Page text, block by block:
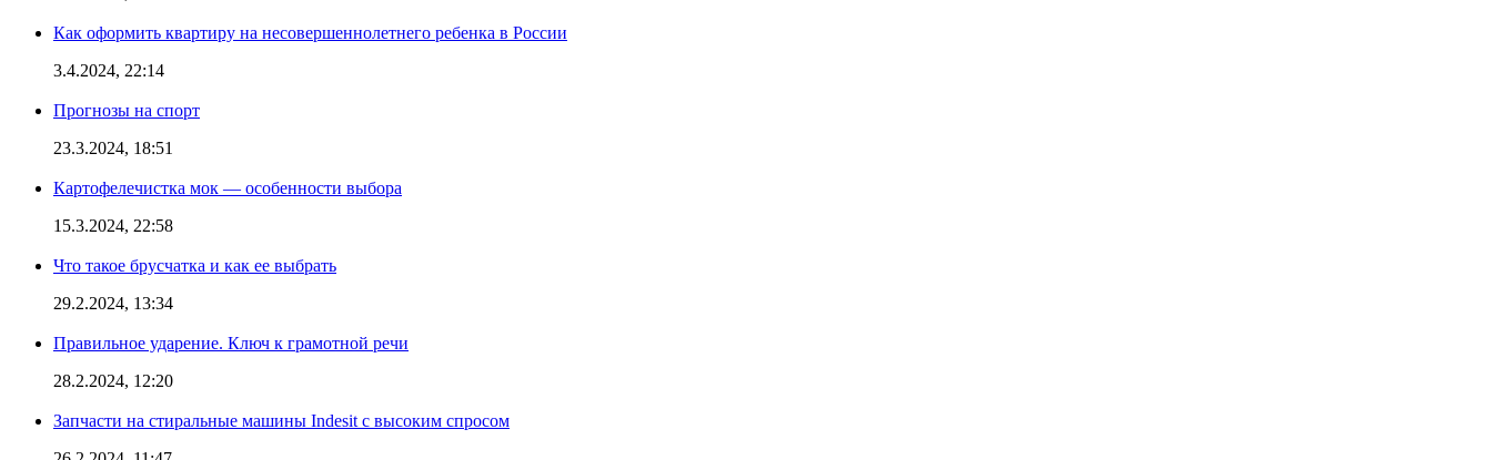
Как оформить квартиру на несовершеннолетнего ребенка в России
3.4.2024, 22:14
Прогнозы на спорт
23.3.2024, 18:51
Картофелечистка мок — особенности выбора
15.3.2024, 22:58
Что такое брусчатка и как ее выбрать
29.2.2024, 13:34
Правильное ударение. Ключ к грамотной речи
28.2.2024, 12:20
Запчасти на стиральные машины Indesit с высоким спросом